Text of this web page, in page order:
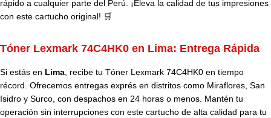
rápido a cualquier parte del Perú. ¡Eleva la calidad de tus impresiones
con este cartucho original! 🛒
Tóner Lexmark 74C4HK0 en Lima: Entrega Rápida
Si estás en Lima, recibe tu Tóner Lexmark 74C4HK0 en tiempo
récord. Ofrecemos entregas exprés en distritos como Miraflores, San
Isidro y Surco, con despachos en 24 horas o menos. Mantén tu
operación sin interrupciones con este cartucho de alta calidad para tu